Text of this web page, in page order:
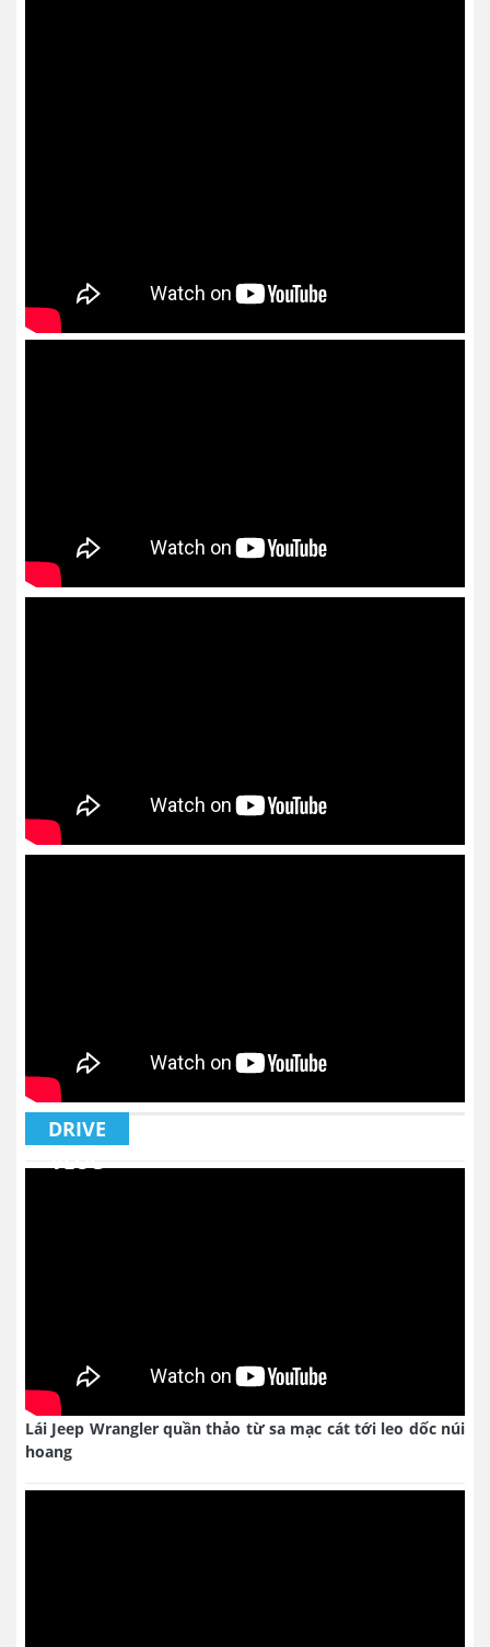
DRIVE
VLOG
Lái Jeep Wrangler quần thảo từ sa mạc cát tới leo dốc núi
hoang